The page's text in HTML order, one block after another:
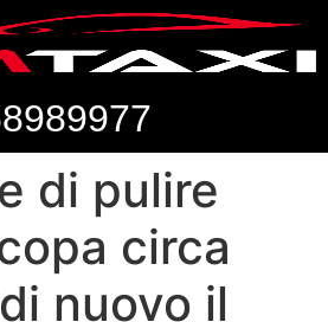
di pulire
circa
nuovo il